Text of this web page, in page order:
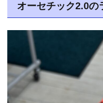
オーセチック2.0の